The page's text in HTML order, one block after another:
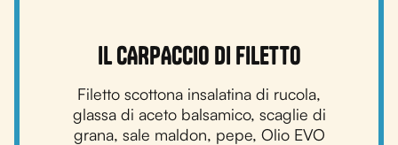
IL CARPACCIO DI FILETTO
Filetto scottona insalatina di rucola,
glassa di aceto balsamico, scaglie di
grana, sale maldon, pepe, Olio EVO